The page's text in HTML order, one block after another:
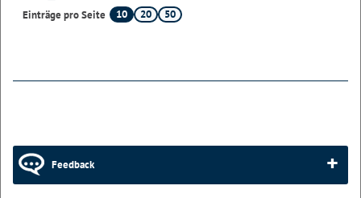
Einträge pro Seite
10 20 50
Feedback